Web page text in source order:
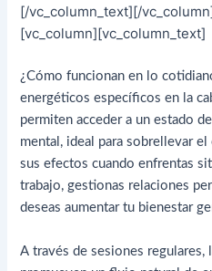
[/vc_column_text][/
[vc_column][vc_column_text]
¿Cómo funcionan en lo
energéticos específicos en la
permiten acceder a un estado
mental, ideal para sobrellevar
sus efectos cuando enfrentas
trabajo, gestionas relaciones
deseas aumentar tu bienestar
A través de sesiones regulares,